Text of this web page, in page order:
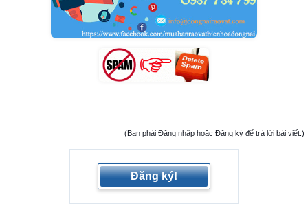
(Bạn phải Đăng nhập hoặc Đăng ký để trả lời bài viết.)
Đăng ký!